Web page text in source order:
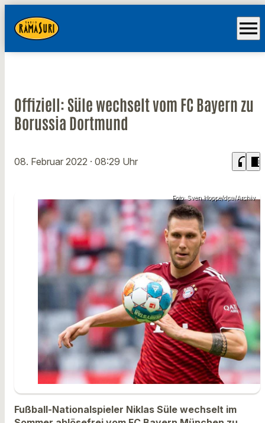
menu
Offiziell: Süle wechselt vom FC Bayern zu
Borussia Dortmund
08. Februar 2022 · 08:29 Uhr headphones chrome_reader_mode
Foto: Sven Hoppe/dpa/Archiv
Fußball-Nationalspieler Niklas Süle wechselt im